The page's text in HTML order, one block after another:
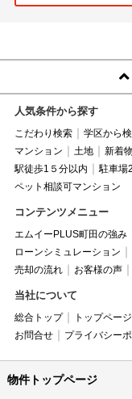
人気条件から探す
こだわり検索 学区から
マンション
土地 新着
駅徒歩1５分以内
駐車場
ペット相談可マンション
コンテンツメニュー
エムイーPLUS町田の強み
ローンシミュレーション
売却の流れ
お客様の声
当社について
総合トップ トップページ
お問合せ
プライバシー
物件トップページ